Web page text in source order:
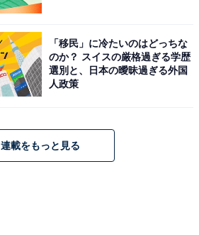
「移民」に冷たいのはどっちな
のか？ スイスの厳格過ぎる学歴
選別と、日本の曖昧過ぎる外国
人政策
連載をもっと見る